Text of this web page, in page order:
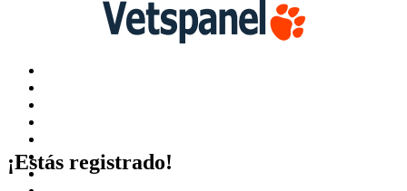
Recursos
Contacte con nosotros
¡Estás registrado!